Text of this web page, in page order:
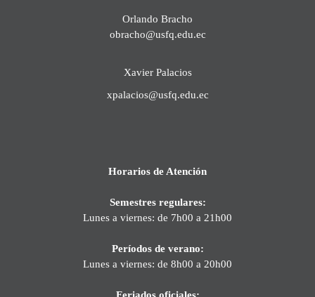
Orlando Bracho
obracho@usfq.edu.ec
Xavier Palacios
xpalacios@usfq.edu.ec
Horarios de Atención
Semestres regulares:
Lunes a viernes: de 7h00 a 21h00
Períodos de verano:
Lunes a viernes: de 8h00 a 20h00
Feriados oficiales: